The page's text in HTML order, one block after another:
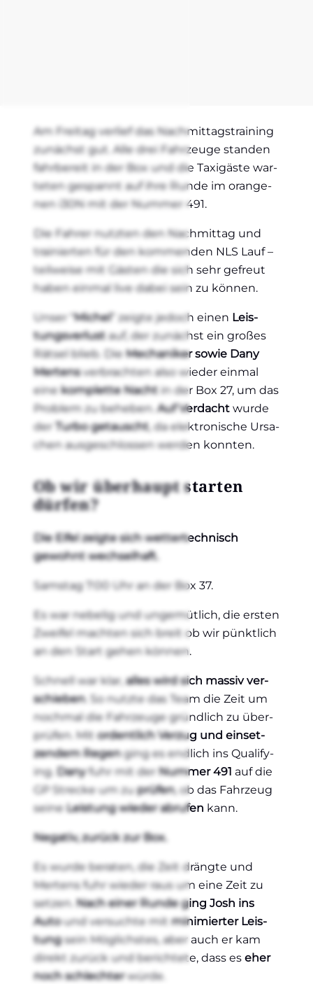
Am Frei­tag ver­lief das Nach­mit­tags­trai­ning
zunächst gut. Alle drei Fahr­zeu­ge stan­den
fahr­be­reit in der Box und die Taxi­gäs­te war­
te­ten gespannt auf ihre Run­de im oran­ge­
nen i30N mit der Num­mer 491.
Die Fah­rer nutz­ten den Nach­mit­tag und
trai­nier­ten für den kom­men­den NLS Lauf –
teil­wei­se mit Gäs­ten die sich sehr gefreut
haben ein­mal live dabei sein zu kön­nen.
Unser “Michel” zeig­te jedoch einen Leis­
tungs­ver­lustauf, der zunächst ein gro­ßes
Rät­sel blieb. Die Mecha­ni­ker sowie Dany
Mer­tensver­brach­ten also wie­der ein­mal
einekom­plet­te Nacht in der Box 27, um das
Pro­blem zu behe­ben.Auf Ver­dacht wur­de
der Tur­bo getauscht, da elek­tro­ni­sche Ursa­
chen aus­ge­schlos­sen wer­den konn­ten.
Ob wir über­haupt star­ten
dür­fen?
Die Eifel zeig­te sich wet­ter­tech­nisch
gewohnt wech­sel­haft.
Sams­tag 7:00 Uhr an der Box 37.
Es war nebe­lig und unge­müt­lich, die ers­ten
Zwei­fel mach­ten sich breit ob wir pünkt­lich
an den Start gehen kön­nen.
Schnell war klar, alles wird sich mas­siv ver­
schie­ben. So nutz­te das Team die Zeit um
noch­mal die Fahr­zeu­ge gründ­lich zu über­
prü­fen. Mitordent­lich Ver­zug und ein­set­
zen­dem Regenging es end­lich ins Qua­li­fy­
ing. Danyfuhr mit derNum­mer 491 auf die
GP Stre­cke um zuprü­fen, ob das Fahr­zeug
sei­neLeis­tung wie­der abru­fen kann.
Nega­tiv, zurück zur Box.
Es wur­de bera­ten, die Zeit dräng­te und
Mer­tens fuhr wie­der raus um eine Zeit zu
set­zen. Nach einer Run­de ging Josh ins
Autound ver­such­te mitmini­mier­ter Leis­
tungsein Mög­lichs­tes, aber auch er kam
direkt zurück und berich­te­te, dass es eher
noch schlech­terwür­de.